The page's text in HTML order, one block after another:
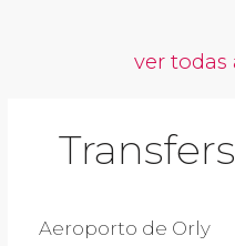
ver todas
Aeroporto de Orly